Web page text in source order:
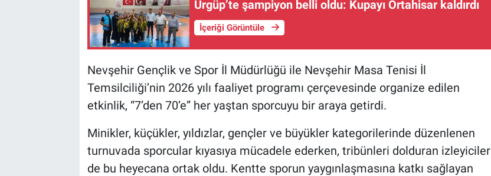
Ürgüp’te şampiyon belli oldu: Kupayı Ortahisar kaldırdı
İçeriği Görüntüle
Nevşehir Gençlik ve Spor İl Müdürlüğü ile Nevşehir Masa Tenisi İl
Temsilciliği’nin 2026 yılı faaliyet programı çerçevesinde organize edilen
etkinlik, “7’den 70’e” her yaştan sporcuyu bir araya getirdi.
Minikler, küçükler, yıldızlar, gençler ve büyükler kategorilerinde düzenlenen
turnuvada sporcular kıyasıya mücadele ederken, tribünleri dolduran izleyiciler
de bu heyecana ortak oldu. Kentte sporun yaygınlaşmasına katkı sağlayan